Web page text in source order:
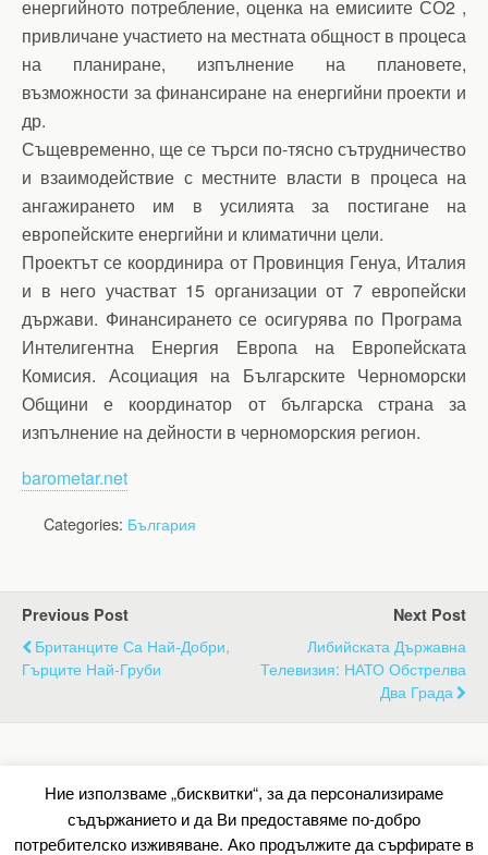
енергийното потребление, оценка на емисиите СО2 ,
привличане участието на местната общност в процеса
на планиране, изпълнение на плановете,
възможности за финансиране на енергийни проекти и
др.
Същевременно, ще се търси по-тясно сътрудничество
и взаимодействие с местните власти в процеса на
ангажирането им в усилията за постигане на
европейските енергийни и климатични цели.
Проектът се координира от Провинция Генуа, Италия
и в него участват 15 организации от 7 европейски
държави. Финансирането се осигурява по Програма
Интелигентна Енергия Европа на Европейската
Комисия. Асоциация на Българските Черноморски
Общини е координатор от българска страна за
изпълнение на дейности в черноморския регион.
barometar.net
Categories: България
Previous Post
Британците Са Най-Добри,
Гърците Най-Груби
Next Post
Либийската Държавна
Телевизия: НАТО Обстрелва
Два Града
Back to top
Mobile Desktop
Ние използваме „бисквитки“, за да персонализираме
съдържанието и да Ви предоставяме по-добро
потребителско изживяване. Ако продължите да сърфирате в